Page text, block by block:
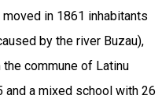
in 1861 inhabitants
by the river Buzau),
commune of Latinu
and a mixed school with 26